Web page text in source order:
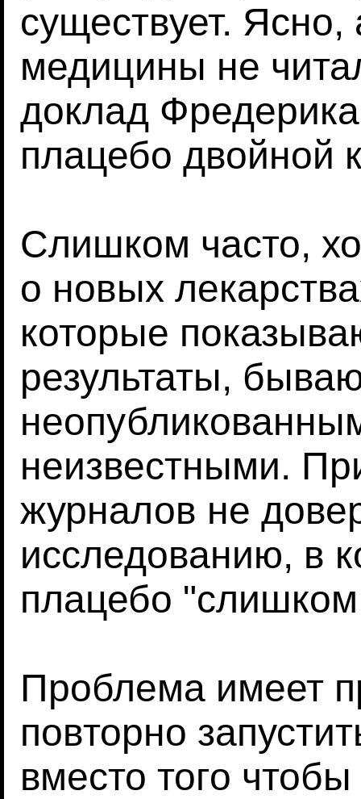
существует.
медицины не
доклад
плацебо двойной
Слишком часто,
о новых
которые
результаты,
неизвестными.
журналов не
исследованию, в
плацебо
Проблема имеет
повторно
вместо того